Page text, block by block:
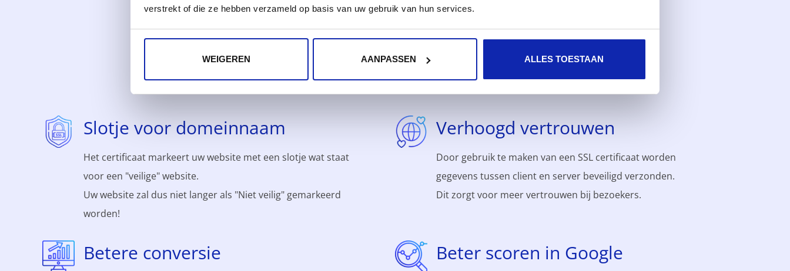
verstrekt of die ze hebben verzameld op basis van uw gebruik van hun services.
WEIGEREN AANPASSEN ALLES TOESTAAN
Voordelen van een SSL certificaat
Slotje voor domeinnaam
Het certificaat markeert uw website met een slotje wat staat
voor een "veilige" website.
Uw website zal dus niet langer als "Niet veilig" gemarkeerd
worden!
Verhoogd vertrouwen
Door gebruik te maken van een SSL certificaat worden
gegevens tussen client en server beveiligd verzonden.
Dit zorgt voor meer vertrouwen bij bezoekers.
Betere conversie Beter scoren in Google